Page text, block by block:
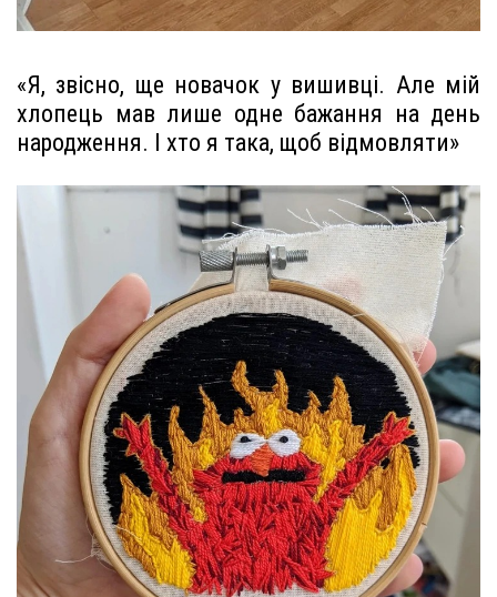
«Я, звісно, ще новачок у вишивці. Але мій
хлопець мав лише одне бажання на день
народження. І хто я така, щоб відмовляти»